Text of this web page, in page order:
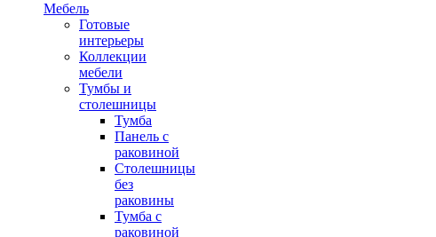
Мебель
Готовые
интерьеры
Коллекции
мебели
Тумбы и
столешницы
Тумба
Панель с
раковиной
Столешницы
без
раковины
Тумба с
раковиной